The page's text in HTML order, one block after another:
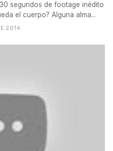
segundos de footage inédito
el cuerpo? Alguna alma...
2014